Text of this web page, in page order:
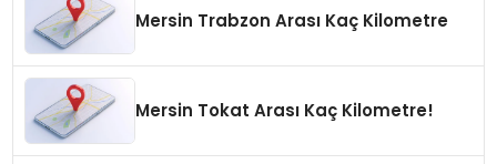
Mersin Trabzon Arası Kaç Kilometre
Mersin Tokat Arası Kaç Kilometre!